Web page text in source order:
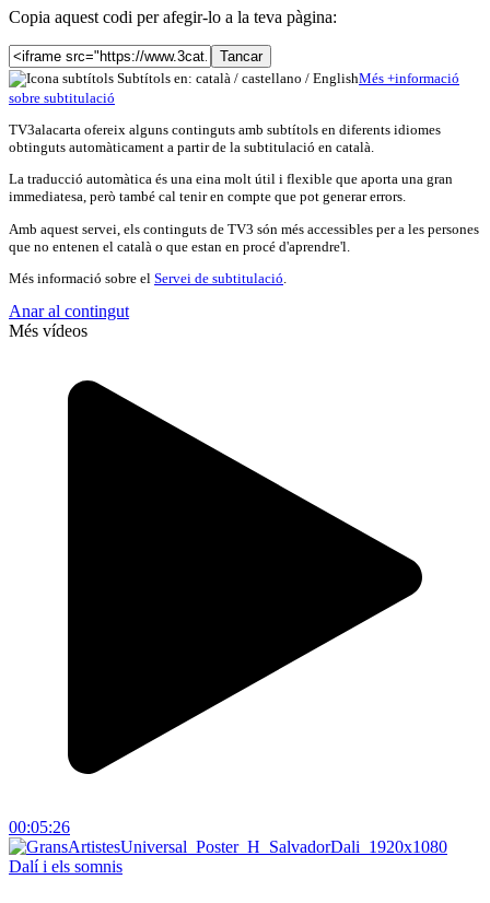
Copia aquest codi per afegir-lo a la teva pàgina:
Tancar
Subtítols en: català / castellano / EnglishMés +informació
sobre subtitulació
TV3alacarta ofereix alguns continguts amb subtítols en diferents idiomes
obtinguts automàticament a partir de la subtitulació en català.
La traducció automàtica és una eina molt útil i flexible que aporta una gran
immediatesa, però també cal tenir en compte que pot generar errors.
Amb aquest servei, els continguts de TV3 són més accessibles per a les persones
que no entenen el català o que estan en procé d'aprendre'l.
Més informació sobre el Servei de subtitulació
Anar al contingut
Més vídeos
00:05:26
Dalí i els somnis